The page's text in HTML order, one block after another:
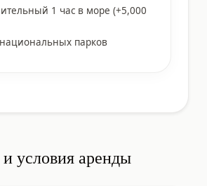
1 час в море (+5,000
парков
условия аренды